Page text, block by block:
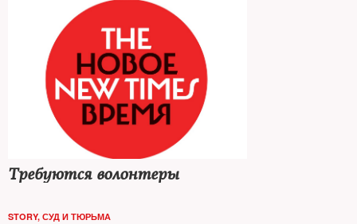
Требуются волонтеры
STORY, СУД И ТЮРЬМА